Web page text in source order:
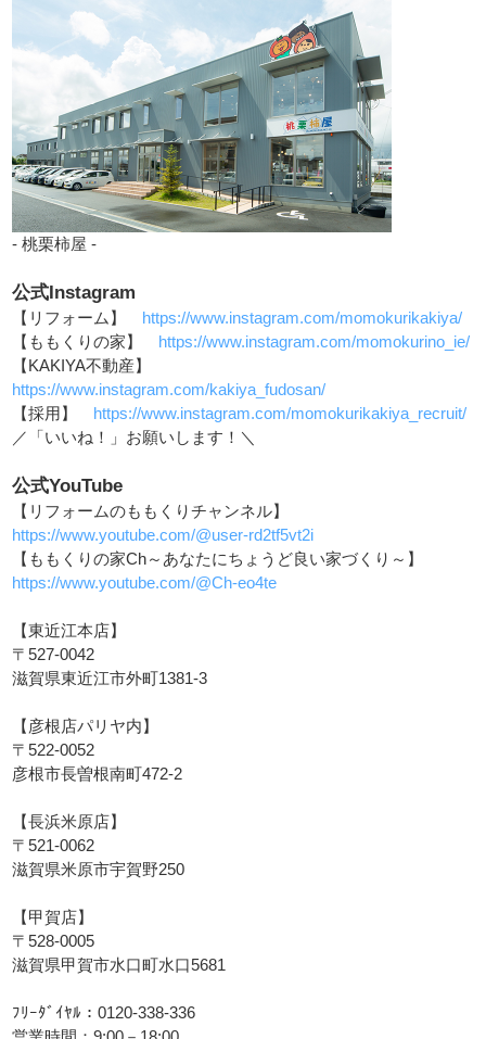
- 桃栗柿屋 -
公式Instagram
【リフォーム】
https://www.instagram.com/momokurikakiya/
【ももくりの家】
https://www.instagram.com/momokurino_ie/
【KAKIYA不動産】
https://www.instagram.com/kakiya_fudosan/
【採用】
https://www.instagram.com/momokurikakiya_recruit/
／「いいね！」お願いします！＼
公式YouTube
【リフォームのももくりチャンネル】
https://www.youtube.com/@user-rd2tf5vt2i
【ももくりの家Ch～あなたにちょうど良い家づくり～】
https://www.youtube.com/@Ch-eo4te
【東近江本店】
〒527-0042
滋賀県東近江市外町1381-3
【彦根店パリヤ内】
〒522-0052
彦根市長曽根南町472-2
【長浜米原店】
〒521-0062
滋賀県米原市宇賀野250
【甲賀店】
〒528-0005
滋賀県甲賀市水口町水口5681
ﾌﾘｰﾀﾞｲﾔﾙ：0120-338-336